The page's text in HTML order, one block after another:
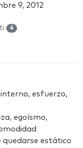
9, 2012
4
esfuerzo,
egoísmo,
quedarse estático